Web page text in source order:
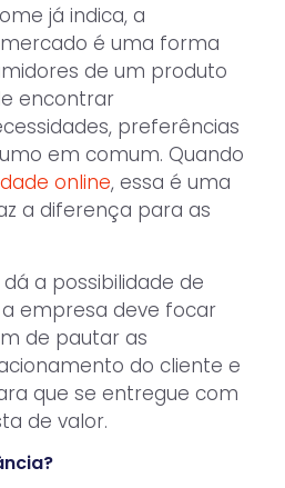
já indica, a
é uma forma
de um produto
encontrar
preferências
em comum. Quando
online, essa é uma
a diferença para as
a possibilidade de
empresa deve focar
de pautar as
do cliente e
que se entregue com
de valor.